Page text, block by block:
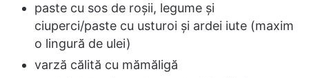
paste cu sos de roșii, legume și
ciuperci/paste cu usturoi și ardei iute (maxim
o lingură de ulei)
varză călită cu mămăligă